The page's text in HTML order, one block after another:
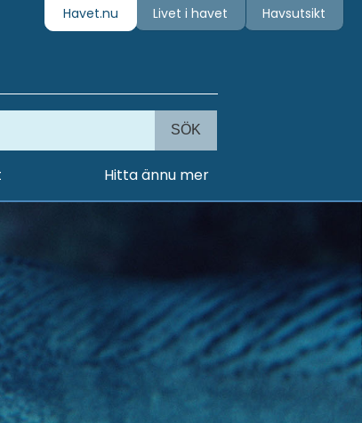
Havet.nu Livet i havet Havsutsikt
SÖK
Hitta ännu mer